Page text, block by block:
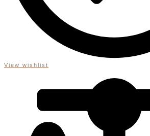
View wishlist